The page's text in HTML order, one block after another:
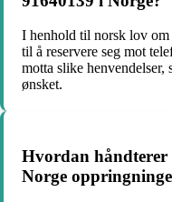
I henhold til norsk lov om
til å reservere seg mot
motta slike henvendelser,
ønsket.
Hvordan
Norge